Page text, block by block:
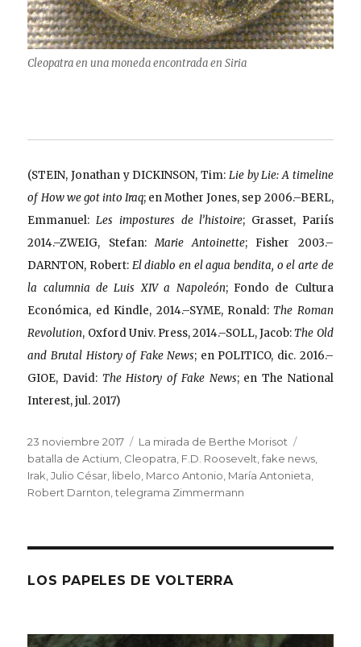
Cleopatra en una moneda encontrada en Siria
(STEIN, Jonathan y DICKINSON, Tim: Lie by Lie: A timeline
of How we got into Iraq; en Mother Jones, sep 2006.–BERL,
Emmanuel: Les impostures de l’histoire; Grasset, Pariís
2014.–ZWEIG, Stefan:Marie Antoinette; Fisher 2003.–
DARNTON, Robert: El diablo en el agua bendita, o el arte de
la calumnia de Luis XIV a Napoleón; Fondo de Cultura
Económica, ed Kindle, 2014.–SYME, Ronald:The Roman
Revolution, Oxford Univ. Press, 2014.–SOLL, Jacob:The Old
and Brutal History of Fake News; en POLITICO, dic. 2016.–
GIOE, David: The History of Fake News; en The National
Interest, jul. 2017)
Publicado
el
23 noviembre 2017 Categorías
La mirada de Berthe Morisot
batalla de Actium, Cleopatra, F.D. Roosevelt,fake news,
Irak,Julio César, libelo, Marco Antonio, María Antonieta,
Robert Darnton,telegrama Zimmermann
LOS PAPELES DE VOLTERRA